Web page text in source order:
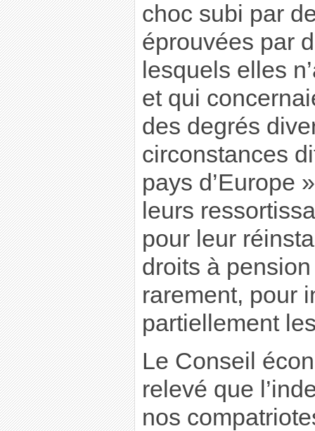
choc subi par
éprouvées par
lesquels elles
et qui
des degrés
circonstances
pays d’Europe
leurs
pour leur
droits à
rarement, pour
partiellement
Le Conseil
relevé que
nos